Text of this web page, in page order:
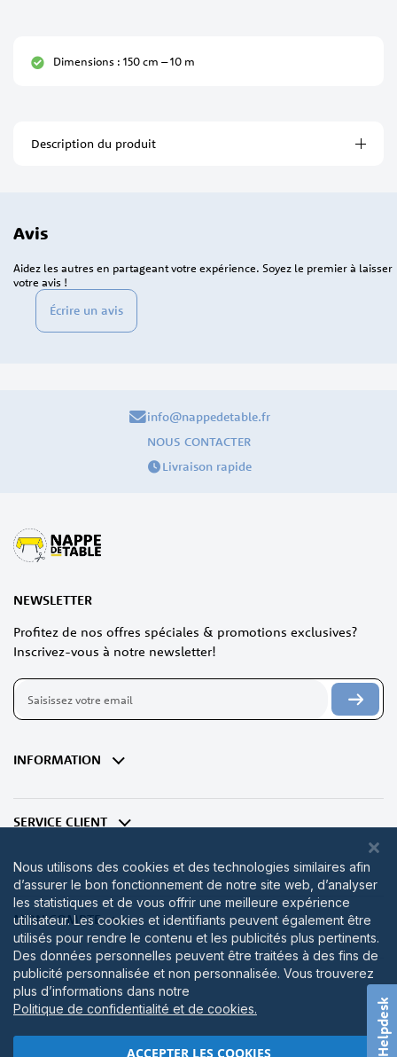
Dimensions : 150 cm – 10 m
Description du produit
Helpdesk
Avis
Écrire un avis
Aidez les autres en partageant votre expérience. Soyez le premier à laisser
votre avis !
info@nappedetable.fr
NOUS CONTACTER
Livraison rapide
NEWSLETTER
Profitez de nos offres spéciales & promotions exclusives?
Inscrivez-vous à notre newsletter!
Inscription
notre
d’information
INFORMATION
SERVICE CLIENT
MON COMPTE
Nous utilisons des cookies et des technologies similaires afin
d’assurer le bon fonctionnement de notre site web, d’analyser
les statistiques et de vous offrir une meilleure expérience
utilisateur. Les cookies et identifiants peuvent également être
utilisés pour rendre le contenu et les publicités plus pertinents.
Des données personnelles peuvent être traitées à des fins de
publicité personnalisée et non personnalisée. Vous trouverez
plus d’informations dans notre
Politique de confidentialité et de cookies.
ACCEPTER LES COOKIES